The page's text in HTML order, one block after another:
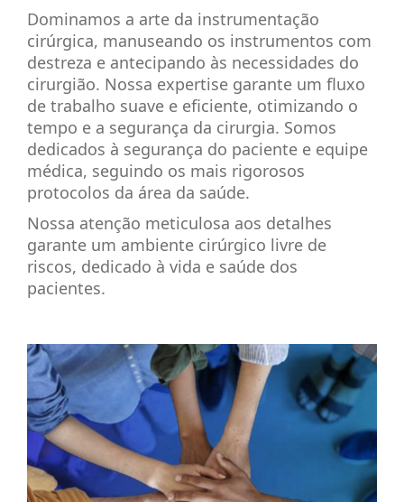
Dominamos a arte da instrumentação
cirúrgica, manuseando os instrumentos com
destreza e antecipando às necessidades do
cirurgião. Nossa expertise garante um fluxo
de trabalho suave e eficiente, otimizando o
tempo e a segurança da cirurgia. Somos
dedicados à segurança do paciente e equipe
médica, seguindo os mais rigorosos
protocolos da área da saúde.
Nossa atenção meticulosa aos detalhes
garante um ambiente cirúrgico livre de
riscos, dedicado à vida e saúde dos
pacientes.